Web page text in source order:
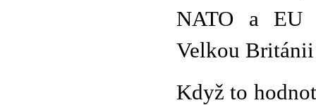
NATO a EU
Velkou
Když to